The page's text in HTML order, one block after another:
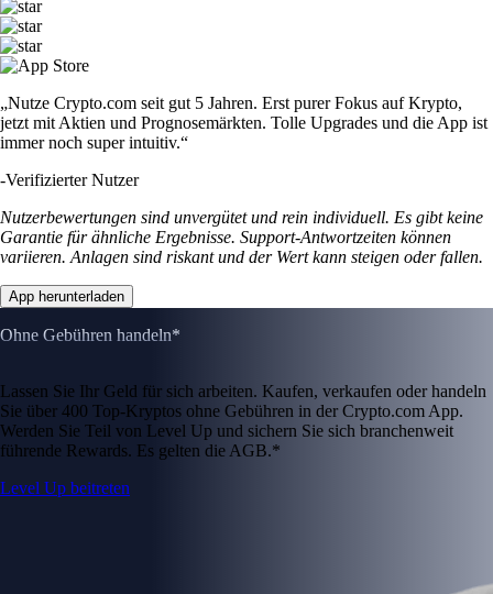
„Nutze Crypto.com seit gut 5 Jahren. Erst purer Fokus auf Krypto,
jetzt mit Aktien und Prognosemärkten. Tolle Upgrades und die App ist
immer noch super intuitiv.“
-Verifizierter Nutzer
Nutzerbewertungen sind unvergütet und rein individuell. Es gibt keine
Garantie für ähnliche Ergebnisse. Support-Antwortzeiten können
variieren. Anlagen sind riskant und der Wert kann steigen oder fallen.
App herunterladen
Ohne Gebühren handeln*
Lassen Sie Ihr Geld für sich arbeiten. Kaufen, verkaufen oder handeln
Sie über 400 Top-Kryptos ohne Gebühren in der Crypto.com App.
Werden Sie Teil von Level Up und sichern Sie sich branchenweit
führende Rewards. Es gelten die AGB.*
Level Up beitreten